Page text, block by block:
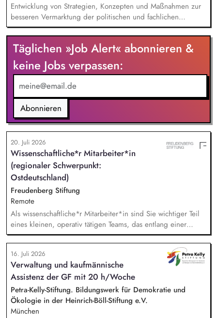
Entwicklung von Strategien, Konzepten und Maßnahmen zur
besseren Vermarktung der politischen und fachlichen
Aktivitäten des BUND Baden-Württemberg, Beratung,
Unterstützung und Qualifizierung der Haupt- und
Ehrenamtlichen im BUND zur Verbesserung der öffentlichen
Sichtbarkeit des BUND, Konzeptionelle Begleitung des
BUND-Auftritts bei Veranstaltungen, Aktionen u.ä.
Täglichen »Job Alert« abonnieren &
keine Jobs verpassen:
Abonnieren
20. Juli 2026
Wissenschaftliche*r Mitarbeiter*in
(regionaler Schwerpunkt:
Ostdeutschland)
Freudenberg Stiftung
Remote
Als wissenschaftliche*r Mitarbeiter*in sind Sie wichtiger Teil
eines kleinen, operativ tätigen Teams, das entlang einer
klaren Programmatik langfristig soziale Innovation
implementiert. Sie unterstützen die Geschäftsführung bei der
Umsetzung der Stiftungsprogrammatik und entwickeln dabei
die Internationalisierungsstrategie der Stiftung weiter. Sie
übersetzen wissenschaftliche Erkenntnisse in
alltagsangebundene Handlungsansätze entlang unserer
Stiftungsprogrammatik.
16. Juli 2026
Verwaltung und kaufmännische
Assistenz der GF mit 20 h/Woche
Petra-Kelly-Stiftung. Bildungswerk für Demokratie und
Ökologie in der Heinrich-Böll-Stiftung e.V.
München